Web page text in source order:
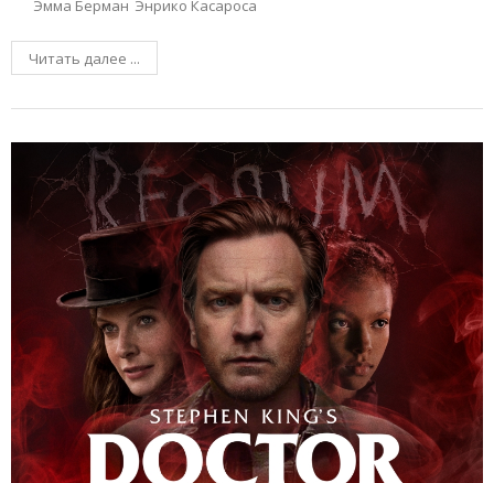
Эмма Берман Энрико Касароса
Читать далее ...